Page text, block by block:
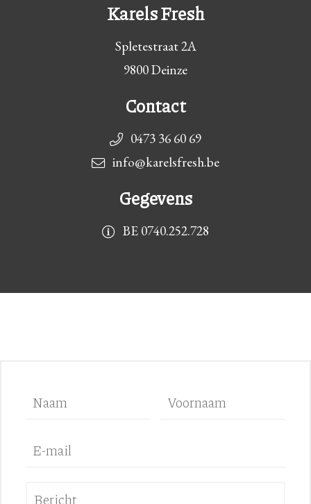
Karels Fresh
Spletestraat 2A
9800 Deinze
Contact
0473 36 60 69
info@karelsfresh.be
Gegevens
BE 0740.252.728